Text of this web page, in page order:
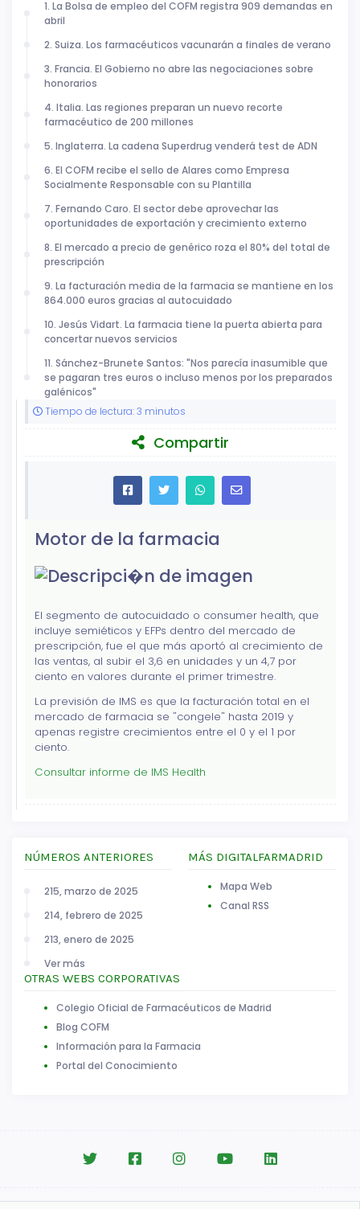
1. La Bolsa de empleo del COFM registra 909 demandas en
abril
2. Suiza. Los farmacéuticos vacunarán a finales de verano
3. Francia. El Gobierno no abre las negociaciones sobre
honorarios
4. Italia. Las regiones preparan un nuevo recorte
farmacéutico de 200 millones
5. Inglaterra. La cadena Superdrug venderá test de ADN
6. El COFM recibe el sello de Alares como Empresa
Socialmente Responsable con su Plantilla
7. Fernando Caro. El sector debe aprovechar las
oportunidades de exportación y crecimiento externo
8. El mercado a precio de genérico roza el 80% del total de
prescripción
9. La facturación media de la farmacia se mantiene en los
864.000 euros gracias al autocuidado
10. Jesús Vidart. La farmacia tiene la puerta abierta para
concertar nuevos servicios
11. Sánchez-Brunete Santos: "Nos parecía inasumible que
se pagaran tres euros o incluso menos por los preparados
galénicos"
Tiempo de lectura: 3 minutos
Compartir
Motor de la farmacia
El segmento de autocuidado o consumer health, que
incluye semiéticos y EFPs dentro del mercado de
prescripción, fue el que más aportó al crecimiento de
las ventas, al subir el 3,6 en unidades y un 4,7 por
ciento en valores durante el primer trimestre.
La previsión de IMS es que la facturación total en el
mercado de farmacia se "congele" hasta 2019 y
apenas registre crecimientos entre el 0 y el 1 por
ciento.
Consultar informe de IMS Health
NÚMEROS ANTERIORES
215, marzo de 2025
214, febrero de 2025
213, enero de 2025
Ver más
MÁS DIGITALFARMADRID
Mapa Web
Canal RSS
OTRAS WEBS CORPORATIVAS
Colegio Oficial de Farmacéuticos de Madrid
Blog COFM
Información para la Farmacia
Portal del Conocimiento